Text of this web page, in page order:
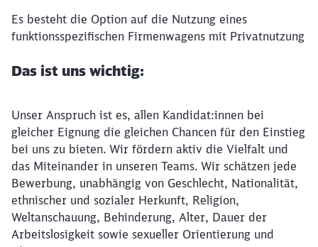
Es besteht die Option auf die Nutzung eines
funktionsspezifischen Firmenwagens mit Privatnutzung
Das ist uns wichtig:
Unser Anspruch ist es, allen Kandidat:innen bei
gleicher Eignung die gleichen Chancen für den Einstieg
bei uns zu bieten. Wir fördern aktiv die Vielfalt und
das Miteinander in unseren Teams. Wir schätzen jede
Bewerbung, unabhängig von Geschlecht, Nationalität,
ethnischer und sozialer Herkunft, Religion,
Weltanschauung, Behinderung, Alter, Dauer der
Arbeitslosigkeit sowie sexueller Orientierung und